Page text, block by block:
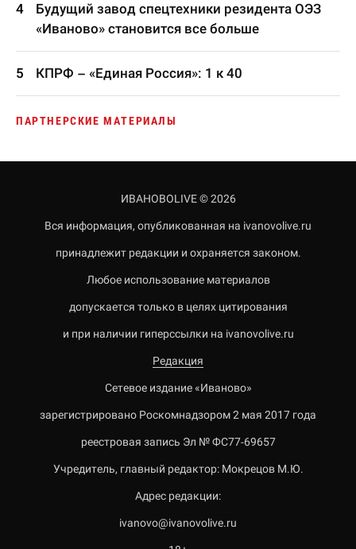
Будущий завод спецтехники резидента ОЭЗ
«Иваново» становится все больше
КПРФ – «Единая Россия»: 1 к 40
ПАРТНЕРСКИЕ МАТЕРИАЛЫ
ИВАНОВОLIVE © 2026
Вся информация, опубликованная на ivanovolive.ru
принадлежит редакции и охраняется законом.
Любое использование материалов
допускается только в целях цитирования
и при наличии гиперссылки на ivanovolive.ru
Редакция
Сетевое издание «Иваново»
зарегистрировано Роскомнадзором 2 мая 2017 года
реестровая запись Эл № ФС77-69657
Учредитель, главный редактор: Мокрецов М.Ю.
Адрес редакции:
ivanovo@ivanovolive.ru